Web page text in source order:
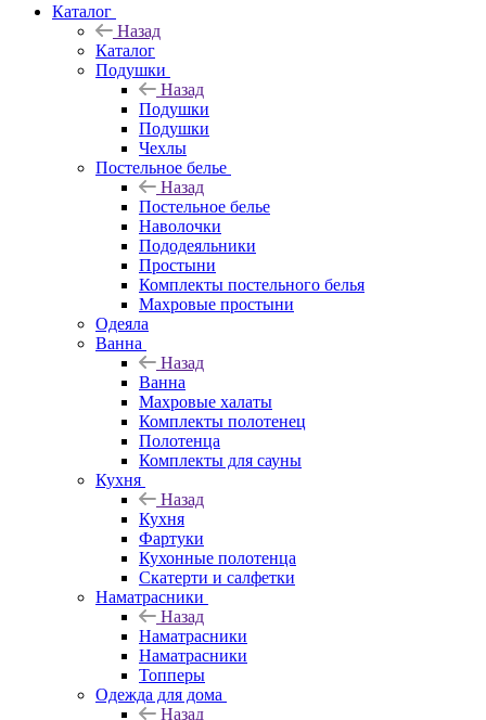
Каталог
Назад
Каталог
Подушки
Назад
Подушки
Подушки
Чехлы
Постельное белье
Назад
Постельное белье
Наволочки
Пододеяльники
Простыни
Комплекты постельного белья
Махровые простыни
Одеяла
Ванна
Назад
Ванна
Махровые халаты
Комплекты полотенец
Полотенца
Комплекты для сауны
Кухня
Назад
Кухня
Фартуки
Кухонные полотенца
Скатерти и салфетки
Наматрасники
Назад
Наматрасники
Наматрасники
Топперы
Одежда для дома
Назад